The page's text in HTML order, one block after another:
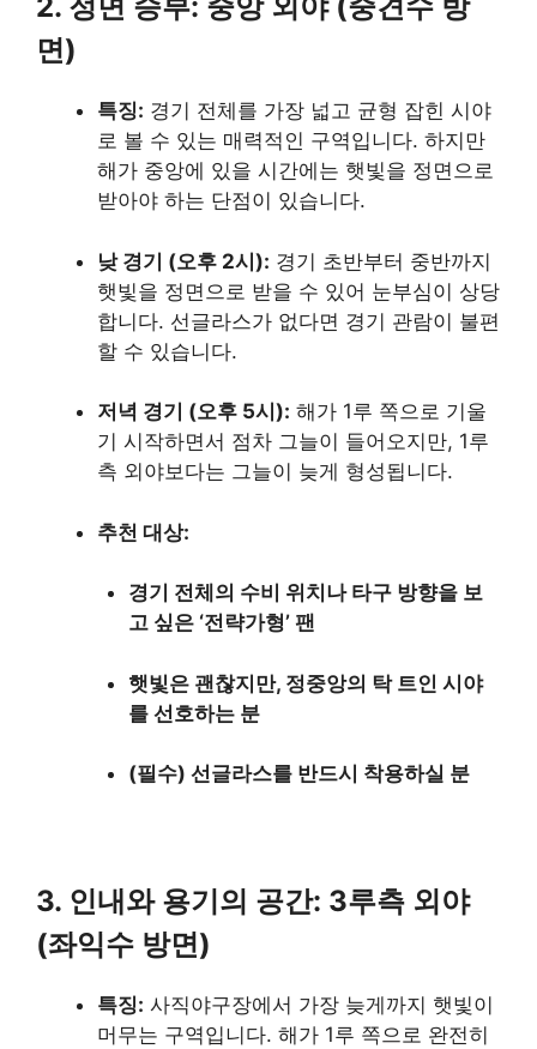
면)
특징: 경기 전체를 가장 넓고 균형 잡힌 시야
로 볼 수 있는 매력적인 구역입니다. 하지만
해가 중앙에 있을 시간에는 햇빛을 정면으로
받아야 하는 단점이 있습니다.
낮 경기 (오후 2시): 경기 초반부터 중반까지
햇빛을 정면으로 받을 수 있어 눈부심이 상당
합니다. 선글라스가 없다면 경기 관람이 불편
할 수 있습니다.
저녁 경기 (오후 5시): 해가 1루 쪽으로 기울
기 시작하면서 점차 그늘이 들어오지만, 1루
측 외야보다는 그늘이 늦게 형성됩니다.
추천 대상:
경기 전체의 수비 위치나 타구 방향을 보
고 싶은 ‘전략가형’ 팬
햇빛은 괜찮지만, 정중앙의 탁 트인 시야
를 선호하는 분
(필수) 선글라스를 반드시 착용하실 분
3. 인내와 용기의 공간: 3루측 외야
(좌익수 방면)
특징: 사직야구장에서 가장 늦게까지 햇빛이
머무는 구역입니다. 해가 1루 쪽으로 완전히